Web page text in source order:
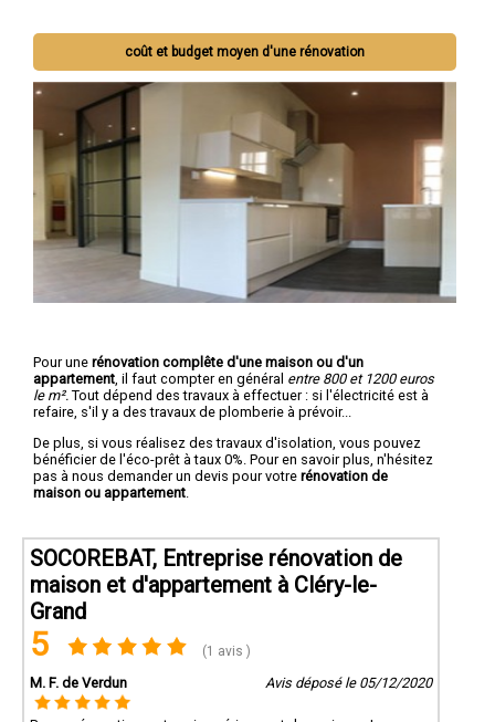
coût et budget moyen d'une rénovation
Pour une rénovation complête d'une maison ou d'un
appartement , il faut compter en général entre 800 et 1200 euros
le m². Tout dépend des travaux à effectuer : si l'électricité est à
refaire, s'il y a des travaux de plomberie à prévoir...
De plus, si vous réalisez des travaux d'isolation, vous pouvez
bénéficier de l'éco-prêt à taux 0%. Pour en savoir plus, n'hésitez
pas à nous demander un devis pour votre rénovation de
maison ou appartement
SOCOREBAT, Entreprise rénovation de
maison et d'appartement à Cléry-le-
Grand
5 (1 avis )
M. F. de Verdun Avis déposé le 05/12/2020